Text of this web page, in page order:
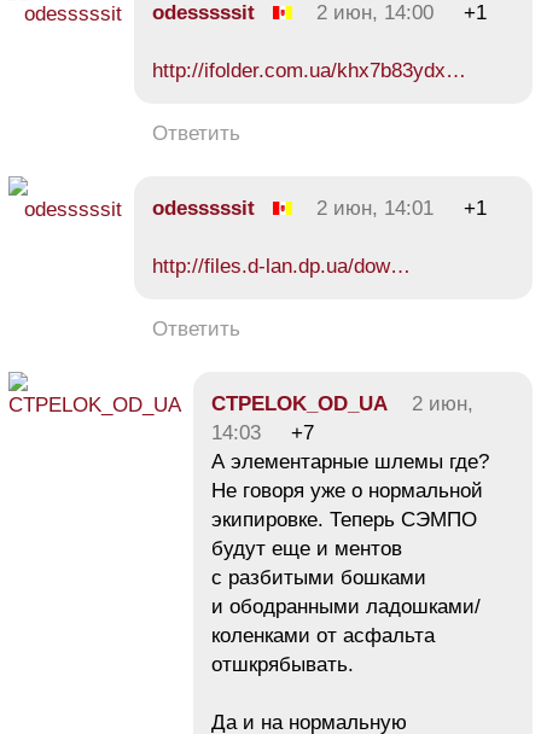
odesssssit 2 июн, 14:00 +1
http://ifolder.com.ua/khx7b83ydx…
Ответить
odesssssit 2 июн, 14:01 +1
http://files.d-lan.dp.ua/dow…
Ответить
CTPELOK_OD_UA
2 июн,
14:03
+7
А элементарные шлемы где?
Не говоря уже о нормальной
экипировке. Теперь СЭМПО
будут еще и ментов
с разбитыми бошками
и ободранными ладошками/
коленками от асфальта
отшкрябывать.
Да и на нормальную